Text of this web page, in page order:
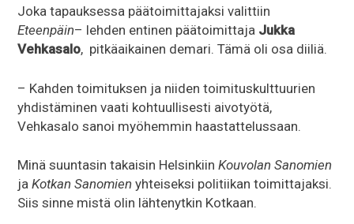
Joka tapauksessa päätoimittajaksi valittiin
Eteenpäin– lehden entinen päätoimittaja Jukka
Vehkasalo, pitkäaikainen demari. Tämä oli osa diiliä.
– Kahden toimituksen ja niiden toimituskulttuurien
yhdistäminen vaati kohtuullisesti aivotyötä,
Vehkasalo sanoi myöhemmin haastattelussaan.
Minä suuntasin takaisin HelsinkiinKouvolan Sanomien
jaKotkan Sanomien yhteiseksi politiikan toimittajaksi.
Siis sinne mistä olin lähtenytkin Kotkaan.